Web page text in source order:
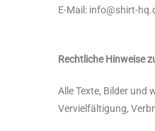
E-Mail: info@shirt-
Rechtliche Hinweise
Alle Texte, Bilder und
Vervielfältigung,